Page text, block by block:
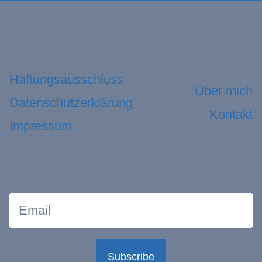
Haftungsausschluss
Datenschutzerklärung
Impressum
Über mich
Kontakt
Subscribe